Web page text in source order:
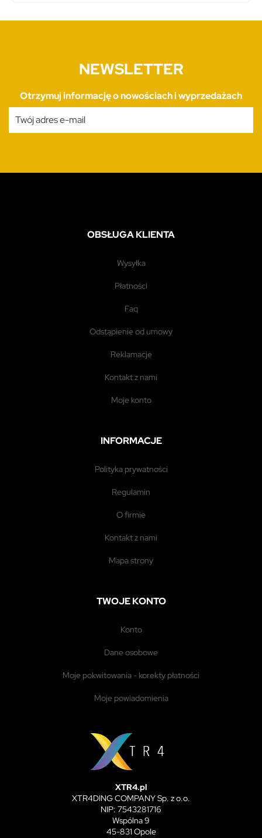
NEWSLETTER
Otrzymuj informację o nowościach i wyprzedażach
OBSŁUGA KLIENTA
wysyłka
płatności
faq
odstąpienie od umowy
reklamacje
kontakt z nami
moje konto
INFORMACJE
polityka prywatności
regulamin
o firmie
kontakt z nami
mapa strony
TWOJE KONTO
konto
dane osobowe
moje pokwitowania - korekty płatności
moje powiadomienia
XTR4.pl
XTR4DING COMPANY Sp. z o.o.
NIP: 7543281716
Wspólna 9
45-831 Opole